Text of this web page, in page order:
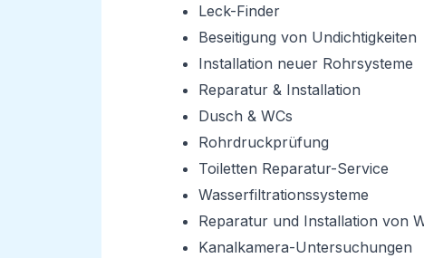
Leck-Finder
Beseitigung von Undichtigkeiten
Installation neuer Rohrsysteme
Reparatur & Installation
Dusch & WCs
Rohrdruckprüfung
Toiletten Reparatur-Service
Wasserfiltrationssysteme
Reparatur und Installation von
Kanalkamera-Untersuchungen